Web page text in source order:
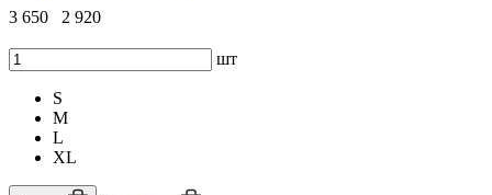
3 650 2 920
шт
S
M
L
XL